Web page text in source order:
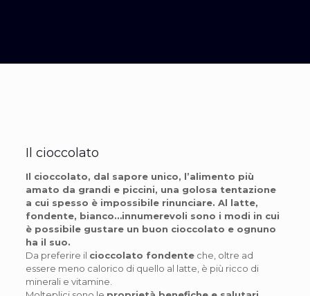
Il cioccolato
Il cioccolato, dal sapore unico, l’alimento più
amato da grandi e piccini, una golosa tentazione
a cui spesso è impossibile rinunciare. Al latte,
fondente, bianco…innumerevoli sono i modi in cui
è possibile gustare un buon cioccolato e ognuno
ha il suo.
Da preferire il cioccolato fondenteche, oltre ad
essere meno calorico di quello al latte, è più ricco di
minerali e vitamine.